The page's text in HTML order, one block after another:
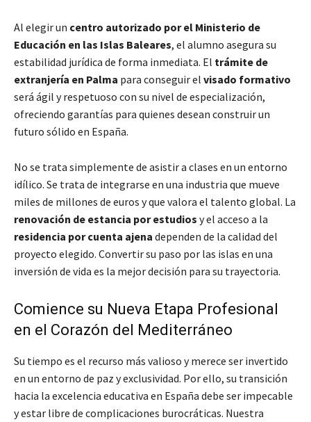
Al elegir un centro autorizado por el Ministerio de
Educación en las Islas Baleares, el alumno asegura su
estabilidad jurídica de forma inmediata. El trámite de
extranjería en Palma para conseguir el visado formativo
será ágil y respetuoso con su nivel de especialización,
ofreciendo garantías para quienes desean construir un
futuro sólido en España.
No se trata simplemente de asistir a clases en un entorno
idílico. Se trata de integrarse en una industria que mueve
miles de millones de euros y que valora el talento global. La
renovación de estancia por estudios y el acceso a la
residencia por cuenta ajena dependen de la calidad del
proyecto elegido. Convertir su paso por las islas en una
inversión de vida es la mejor decisión para su trayectoria.
Comience su Nueva Etapa Profesional
en el Corazón del Mediterráneo
Su tiempo es el recurso más valioso y merece ser invertido
en un entorno de paz y exclusividad. Por ello, su transición
hacia la excelencia educativa en España debe ser impecable
y estar libre de complicaciones burocráticas. Nuestra